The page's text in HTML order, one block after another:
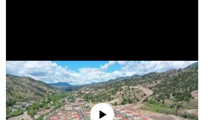
No media source currently available